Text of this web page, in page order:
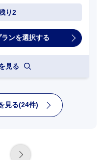
り2
見る
見る(24件)